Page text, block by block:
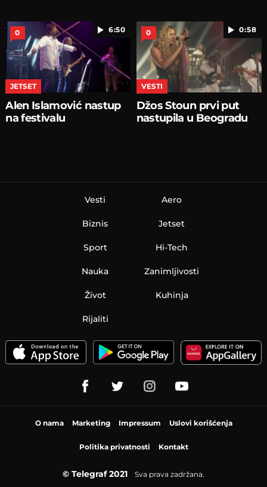
6:50
0
JETSET
Alen Islamović nastup
na festivalu
0:58
0
VESTI
Džos Stoun prvi put
nastupila u Beogradu
Vesti
Biznis
Sport
Nauka
Aero
Jetset
Hi-Tech
Zanimljivosti
Život Kuhinja
Rijaliti
O nama Marketing Impressum Uslovi korišćenja
Politika privatnosti Kontakt
© Telegraf 2021 Sva prava zadržana.